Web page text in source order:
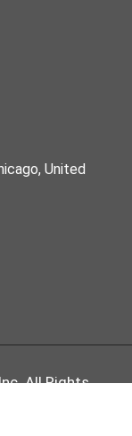
United
All Rights